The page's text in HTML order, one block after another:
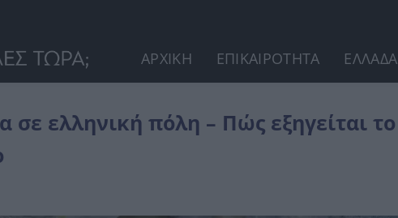
ΑΡΧΙΚΗ ΕΠΙΚΑΙΡΟΤΗΤΑ ΕΛΛΑΔΑ
σε ελληνική πόλη – Πώς εξηγείται το